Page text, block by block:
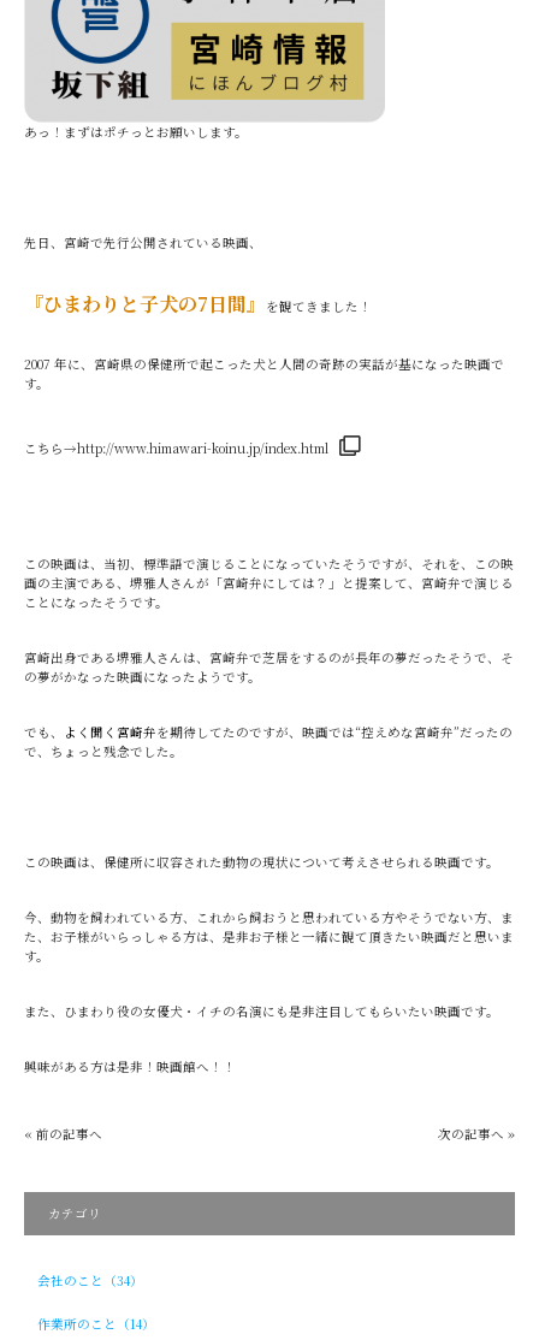
あっ！まずはポチっとお願いします。
先日、宮崎で先行公開されている映画、
『ひまわりと子犬の7日間』 を観てきました！
2007 年に、宮崎県の保健所で起こった犬と人間の奇跡の実話が基になった映画で
す。
こちら→http://www.himawari-koinu.jp/index.html
この映画は、当初、標準語で演じることになっていたそうですが、それを、この映
画の主演である、堺雅人さんが「宮崎弁にしては？」と提案して、宮崎弁で演じる
ことになったそうです。
宮崎出身である堺雅人さんは、宮崎弁で芝居をするのが長年の夢だったそうで、そ
の夢がかなった映画になったようです。
でも、 よく聞く宮崎弁を期待してたのですが、映画では“控えめな宮崎弁”だったの
で、ちょっと残念でした。
この映画は、保健所に収容された動物の現状について考えさせられる映画です。
今、動物を飼われている方、これから飼おうと思われている方やそうでない方、ま
た、お子様がいらっしゃる方は、是非お子様と一緒に観て頂きたい映画だと思いま
す。
また、ひまわり役の女優犬・イチの名演にも是非注目してもらいたい映画です。
興味がある方は是非！映画館へ！！
« 前の記事へ 次の記事へ »
カテゴリ
会社のこと（34）
作業所のこと（14）